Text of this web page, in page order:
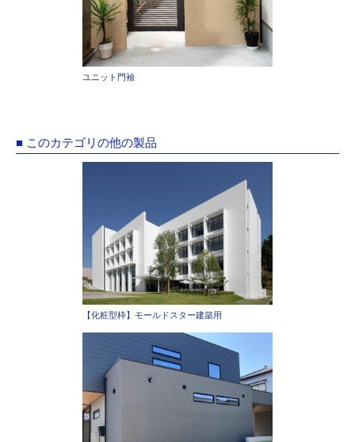
ユニット門袖
■ このカテゴリの他の製品
【化粧型枠】モールドスター建築用